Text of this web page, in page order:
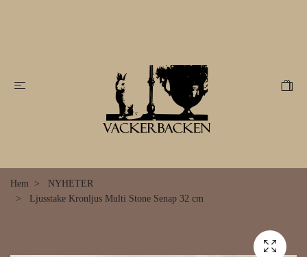
Hem
NYHETER
Ljusstake Kronljus Multi Stone Senap 32 cm